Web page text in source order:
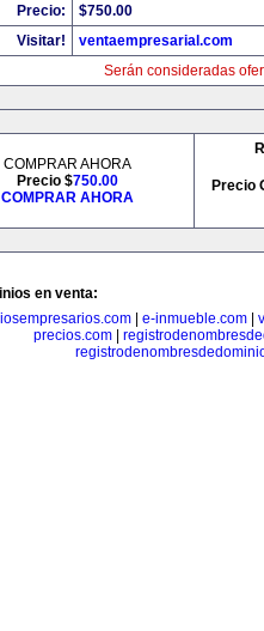
Precio:
$750.00
Visitar!
ventaempresarial.com
Serán consideradas
COMPRAR AHORA
Precio $750.00
COMPRAR AHORA
Precio
en venta:
| e-inmueble.com|
precios.com